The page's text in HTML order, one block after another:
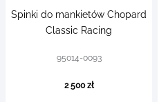
Spinki do mankietów Chopard
Classic Racing
95014-0093
2 500 zł